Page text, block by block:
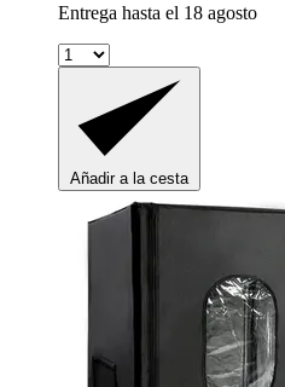
Entrega hasta el 18 agosto
Añadir a la cesta